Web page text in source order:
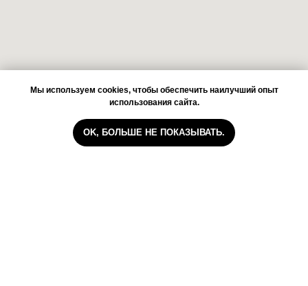
Мы используем cookies, чтобы обеспечить наилучший опыт
использования сайта.
OK, БОЛЬШЕ НЕ ПОКАЗЫВАТЬ.